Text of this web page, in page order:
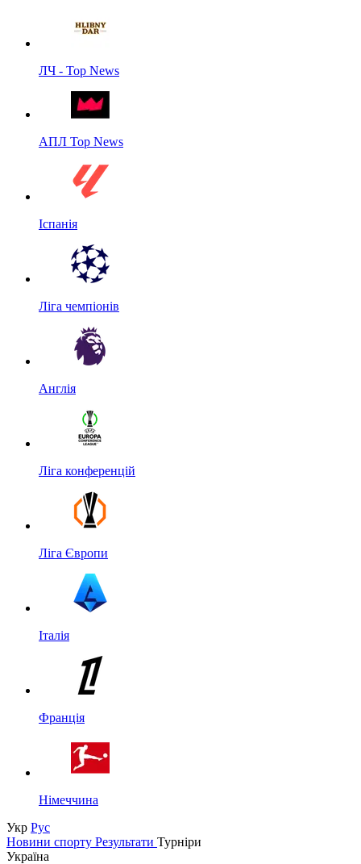
ЛЧ - Top News
АПЛ Top News
Іспанія
Ліга чемпіонів
Англія
Ліга конференцій
Ліга Європи
Італія
Франція
Німеччина
Укр Рус
Новини спорту Результати Турніри
Україна